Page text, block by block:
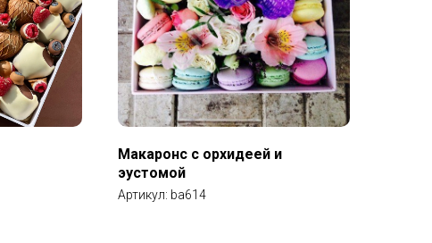
Макаронс с орхидеей и
эустомой
Артикул: ba614